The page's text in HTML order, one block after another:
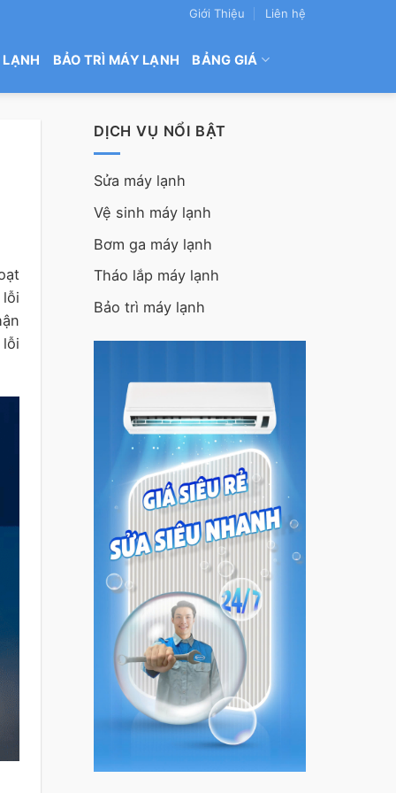
Giới Thiệu Liên hệ
BẢO TRÌ MÁY LẠNH BẢNG GIÁ
DỊCH VỤ NỔI BẬT
Sửa máy lạnh
Vệ sinh máy lạnh
Bơm ga máy lạnh
Tháo lắp máy lạnh
Bảo trì máy lạnh